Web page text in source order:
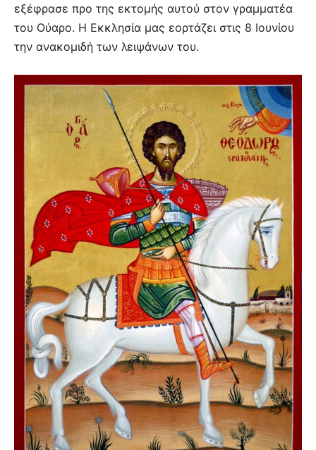
εξέφρασε προ της εκτομής αυτού στον γραμματέα
του Ούαρο. Η Εκκλησία μας εορτάζει στις 8 Ιουνίου
την ανακομιδή των λειψάνων του.